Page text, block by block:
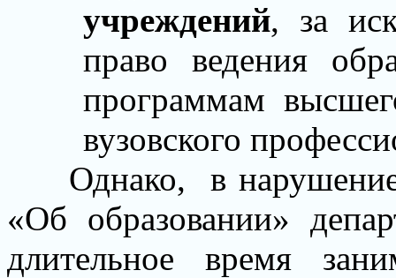
учреждений, за
право ведения
программам
вузовского
Однако,
в
«Об образовании»
длительное время